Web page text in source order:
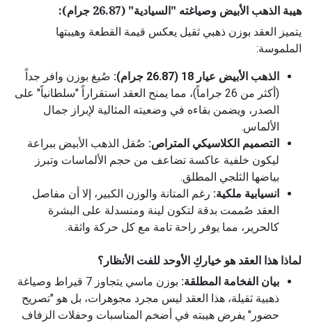
هيبة الذهب الأبيض وصياغته "السيادية" (26.87 جرام):
يتميز العقد بوزن ذهبي ثقيل يعكس قيمة القطعة وهيبتها
الملموسة:
الذهب الأبيض عيار 18 (26.87 جرام):
صُيغ بوزن وافر جداً
(أكثر من 26 جراماً)، مما يمنح العقد استقراراً "سلطانياً" على
الصدر، ويضمن بقاءه في وضعيته المثالية لإبراز جمال
الألماس.
التصميم الكلاسيكي المتراص: صُقل الذهب الأبيض ببراعة
ليكون خلفية عاكسة تضاعف من حجم الألماسات وتبرز
بياضها الثلجي المطلق.
انسيابية ملكية: رغم المتانة والوزن الكبير، إلا أن مفاصل
العقد صُممت بدقة لتكون لينة ومنسدلة على البشرة
كالحرير، مما يوفر راحة تامة مع كل حركة واثقة.
لماذا هذا العقد هو خياركِ الأوحد للفت الأنظار؟
بيان الفخامة المطلقة:
بوزن ماسي يتجاوز 7 قيراط وصياغة
ذهبية ثقيلة، هذا العقد ليس مجرد مجوهرات، بل هو "تصريح
حضور" يفرض هيبته في أضخم المناسبات وحفلات الزفاف